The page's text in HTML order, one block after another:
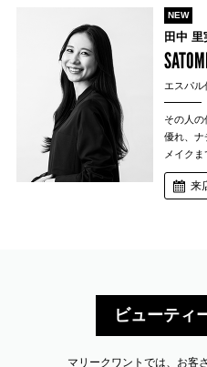
NEW
田中 里
エスパル
その人
優れ、ナ
メイク
来
ビューティ
マリークワントでは、お客